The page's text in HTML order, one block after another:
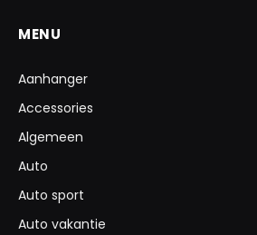
MENU
Aanhanger
Accessories
Algemeen
Auto
Auto sport
Auto vakantie